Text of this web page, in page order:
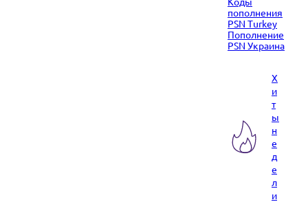
пополнения
PSN Turkey
Пополнение
PSN Украина
Х
и
т
ы
н
е
д
е
л
и